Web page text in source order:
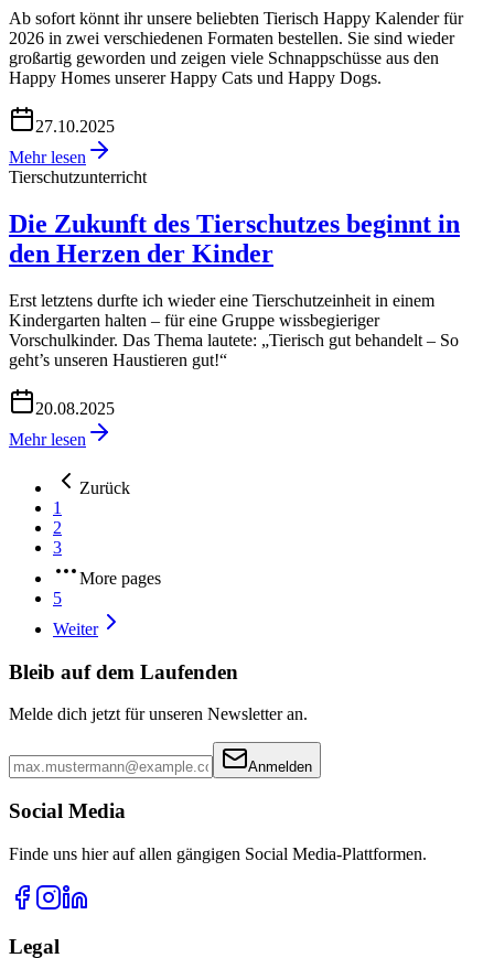
Ab sofort könnt ihr unsere beliebten Tierisch Happy Kalender für
2026 in zwei verschiedenen Formaten bestellen. Sie sind wieder
großartig geworden und zeigen viele Schnappschüsse aus den
Happy Homes unserer Happy Cats und Happy Dogs.
27.10.2025
Mehr lesen
Tierschutzunterricht
Die Zukunft des Tierschutzes beginnt in
den Herzen der Kinder
Erst letztens durfte ich wieder eine Tierschutzeinheit in einem
Kindergarten halten – für eine Gruppe wissbegieriger
Vorschulkinder. Das Thema lautete: „Tierisch gut behandelt – So
geht’s unseren Haustieren gut!“
20.08.2025
Mehr lesen
Zurück
1
2
3
More pages
5
Weiter
Bleib auf dem Laufenden
Melde dich jetzt für unseren Newsletter an.
Anmelden
Social Media
Finde uns hier auf allen gängigen Social Media-Plattformen.
Legal